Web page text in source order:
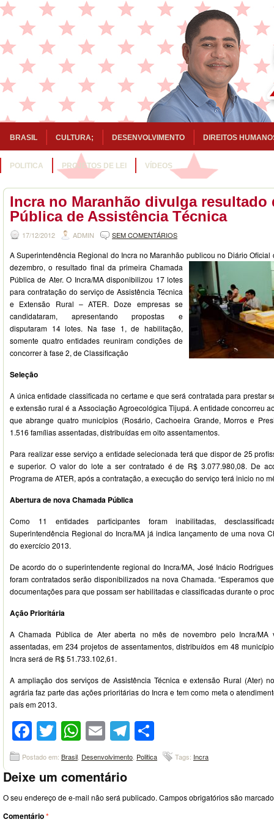
BRASIL CULTURA; DESENVOLVIMENTO DIREITOS
POLITICA PROJETOS DE LEI VÍDEOS
Incra no Maranhão divulga resultado
Pública de Assistência Técnica
17/12/2012 ADMIN SEM COMENTÁRIOS
A Superintendência Regional do Incra no Maranhão publicou no Diário
dezembro, oresultado final da primeira Chamada
Pública de Ater. O Incra/MA disponibilizou 17 lotes
para contratação do serviço de Assistência Técnica
e Extensão Rural – ATER. Doze empresas se
candidataram, apresentando propostas e
disputaram 14 lotes. Na fase 1, de habilitação,
somente quatro entidades reuniram condições de
concorrer à fase 2, de Classificação
Seleção
A única entidade classificada no certame e que será contratada para prestar
e extensão rural é a Associação Agroecológica Tijupá. A entidade concorreu
que abrange quatro municípios (Rosário, Cachoeira Grande, Morros e
1.516 famílias assentadas, distribuídas em oito assentamentos.
Para realizar esse serviço a entidade selecionada terá que dispor de 25
e superior. O valor do lote a ser contratado é de R$ 3.077.980,08. De
Programa de ATER, após a contratação, a execução do serviço terá inicio no
Abertura de nova Chamada Pública
Como 11 entidades participantes foram inabilitadas,
Superintendência Regional do Incra/MA já indica lançamento de uma nova
do exercício 2013.
De acordo do o superintendente regional do Incra/MA, José Inácio
foram contratados serão disponibilizados na nova Chamada. “Esperamos
documentações para que possam ser habilitadas e classificadas durante o
Ação Prioritária
A Chamada Pública de Ater aberta no mês de novembro pelo Incra/MA
assentadas, em 234 projetos de assentamentos, distribuídos em 48
Incra será de R$ 51.733.102,61.
A ampliação dos serviços de Assistência Técnica e extensão Rural (Ater)
agrária faz parte das ações prioritárias do Incra e tem como meta o
país em 2013.
Facebook
Twitter
WhatsApp
EmailTelegram
Postado em: Brasil Desenvolvimento Politica Tags: Incra
Deixe um comentário
O seu endereço de e-mail não será publicado. Campos obrigatórios são
Comentário*